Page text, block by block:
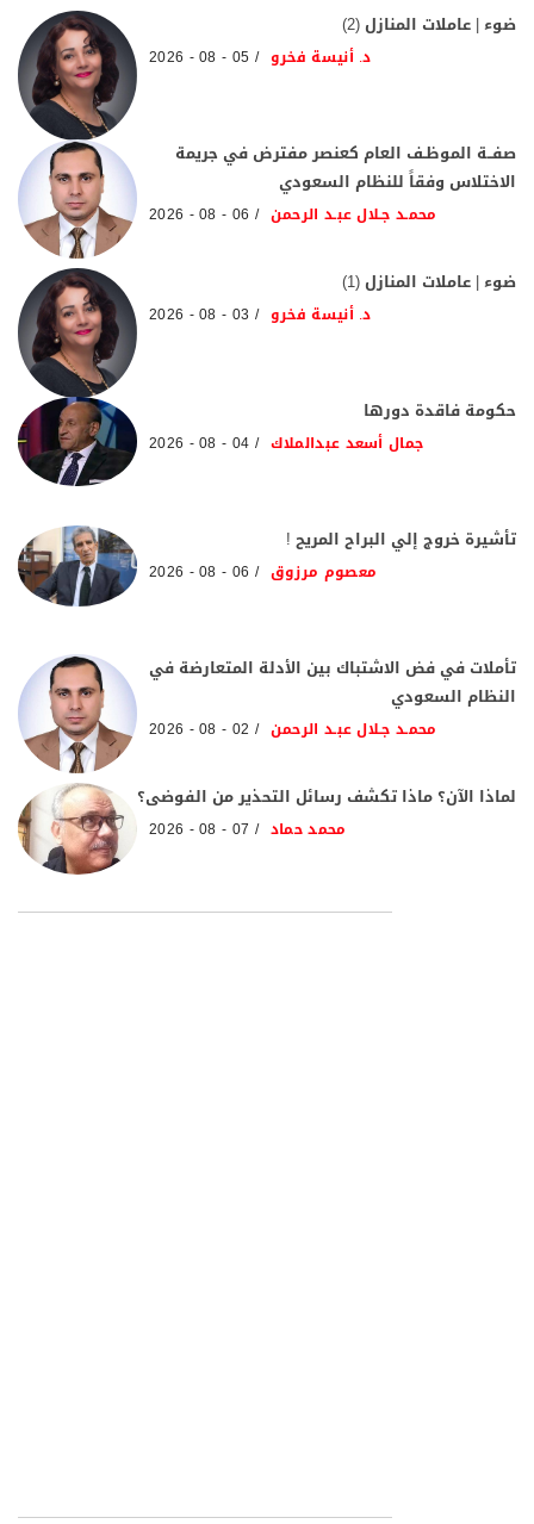
ضوء | عاملات المنازل (2)
د. أنيسة فخرو 05 - 08 - 2026
صفــة الموظـف العام كعنصر مفترض في جريمة
الاختلاس وفقاً للنظام السعودي
محمـد جـلال عبـد الرحمن 06 - 08 - 2026
ضوء | عاملات المنازل (1)
د. أنيسة فخرو 03 - 08 - 2026
حكومة فاقدة دورها
جمال أسعد عبدالملاك 04 - 08 - 2026
تأشيرة خروج إلي البراح المريح !
معصوم مرزوق 06 - 08 - 2026
تأملات في فض الاشتباك بين الأدلة المتعارضة في
النظام السعودي
محمـد جـلال عبـد الرحمن 02 - 08 - 2026
لماذا الآن؟ ماذا تكشف رسائل التحذير من الفوضى؟
محمد حماد 07 - 08 - 2026